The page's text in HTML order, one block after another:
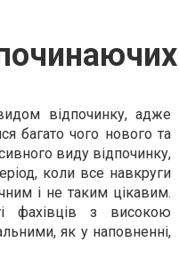
відпочинку, адже
багато чого нового та
виду відпочинку,
коли все навкруги
і не таким цікавим.
фахівців з високою
як у наповненні,